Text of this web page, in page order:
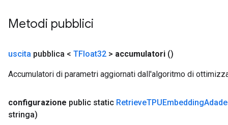
Metodi pubblici
uscita pubblica < TFloat32 > accumulatori ()
Accumulatori di parametri aggiornati dall'algoritmo di
configurazione public static RetrieveTPUEmbedding
stringa)